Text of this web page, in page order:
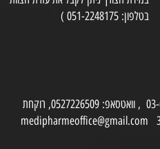
בטלפון: 051-2248175 )
לייעוץ עם רוקח נא לחייג למס' 03-6560428 , וואטסאפ: 0527226509, רוקחת